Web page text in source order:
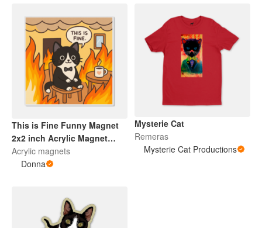
This is Fine Funny Magnet
2x2 inch Acrylic Magnet
Cute Cat Magnets for Party
Favor Funny Fridge Magnet
Acrylic magnets
Donna
Mysterie Cat
Remeras
Mysterie Cat Productions